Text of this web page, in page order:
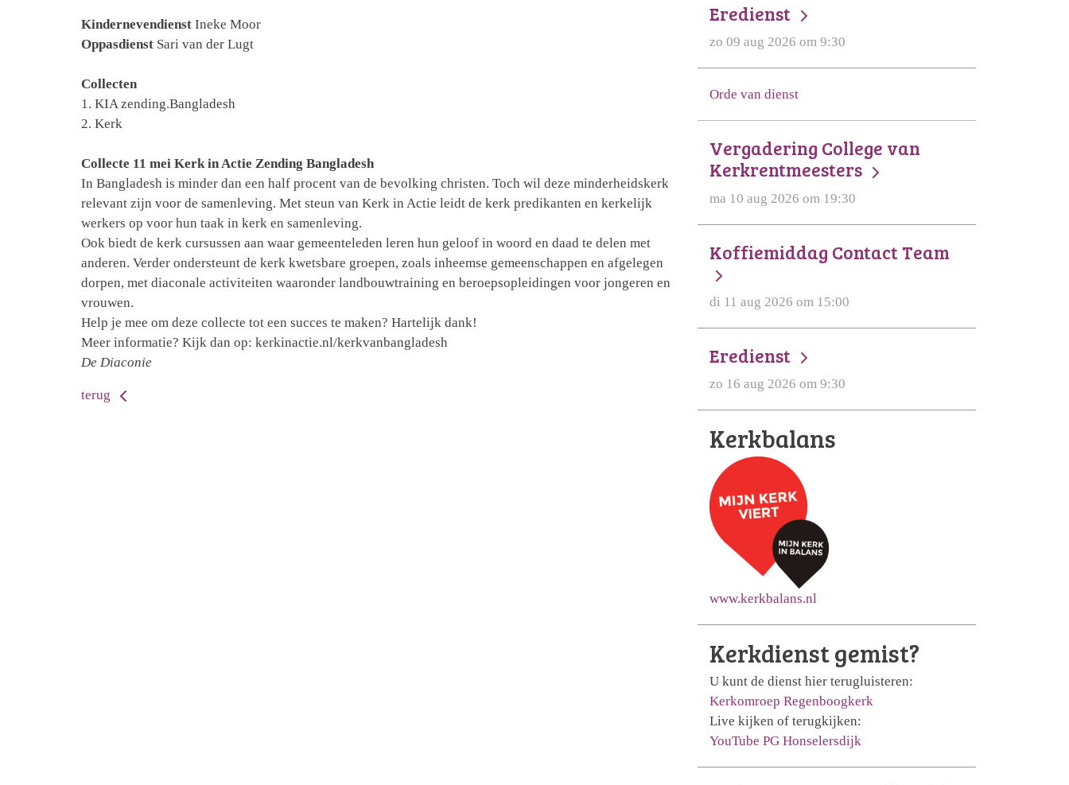
Kindernevendienst Ineke Moor
Oppasdienst Sari van der Lugt
Collecten
1. KIA zending.Bangladesh
2. Kerk
Collecte 11 mei Kerk in Actie Zending Bangladesh
In Bangladesh is minder dan een half procent van de bevolking christen. Toch wil deze minderheidskerk
relevant zijn voor de samenleving. Met steun van Kerk in Actie leidt de kerk predikanten en kerkelijk
werkers op voor hun taak in kerk en samenleving.
Ook biedt de kerk cursussen aan waar gemeenteleden leren hun geloof in woord en daad te delen met
anderen. Verder ondersteunt de kerk kwetsbare groepen, zoals inheemse gemeenschappen en afgelegen
dorpen, met diaconale activiteiten waaronder landbouwtraining en beroepsopleidingen voor jongeren en
vrouwen.
Help je mee om deze collecte tot een succes te maken? Hartelijk dank!
Meer informatie? Kijk dan op: kerkinactie.nl/kerkvanbangladesh
De Diaconie
terug
Eredienst
zo 09 aug 2026 om 9:30
Orde van dienst
Vergadering College van
Kerkrentmeesters
ma 10 aug 2026 om 19:30
Koffiemiddag Contact Team
di 11 aug 2026 om 15:00
Eredienst
zo 16 aug 2026 om 9:30
Kerkbalans
www.kerkbalans.nl
Kerkdienst gemist?
U kunt de dienst hier terugluisteren:
Kerkomroep Regenboogkerk
Live kijken of terugkijken:
YouTube PG Honselersdijk